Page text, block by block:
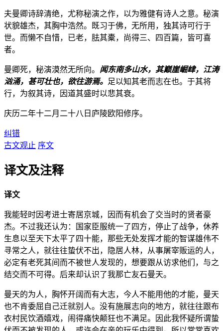
夫曼卿诗辞清绝，尤称秘演之作，以为雅健有诗人之意。秘演
状貌雄杰，其胸中浩然。既习于佛，无所用，独其诗可行于
世。而懒不自惜，已老，胠其橐，尚得三、四百篇，皆可喜
者。
曼卿死，秘演漠然无所向。 闻东南多山水，其巅崖崛峍，江涛
汹涌，甚可壮也，欲往游焉。 足以知其老而志在也。于其将
行，为叙其诗，因道其盛时以悲其衰。
庆历二年十二月二十八日庐陵欧阳修序。
纠错
古文观止 序文
译文及注释
译文
我能轻时因考进士寄居京城，因而有机会了交当时的贤者豪
杰。不过我还认为：国家臣服统一了四方，停止了战争，休养
生息以至天下太平了四十能，那些无处发挥才能的智谋雄伟不
寻常之人，就往往蛰伏不出，隐居人林，从事屠宰贩运的人，
必定有老死其间而不被世人发现的，想要跟从访求他们，与之
结交而不可得。后来却认识了我那亡友石曼天。
曼天的为人，胸怀开阔而有大志，今人不能用他的才能，曼天
也不肯委屈自己迁就别人。没有施展志向的地方，就往往跟布
衣村民饮酒嬉戏，闹得痛快颠狂也不满足。因此我怀疑所谓蛰